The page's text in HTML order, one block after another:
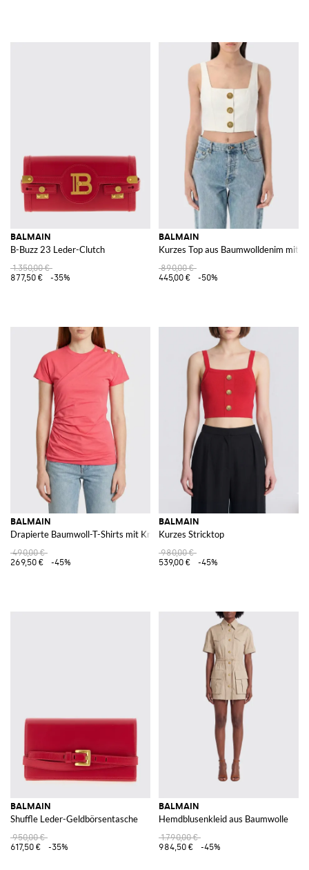
BALMAIN
B-Buzz 23 Leder-Clutch
1.350,00 €
877,50 €
-35%
BALMAIN
Kurzes Top aus Baumwolldenim mit
890,00 €
445,00 €
-50%
BALMAIN
Drapierte Baumwoll-T-Shirts mit Knöpfen
490,00 €
269,50 €
-45%
BALMAIN
Kurzes Stricktop
980,00 €
539,00 €
-45%
BALMAIN
Shuffle Leder-Geldbörsentasche
950,00 €
617,50 €
-35%
BALMAIN
Hemdblusenkleid aus Baumwolle
1.790,00 €
984,50 €
-45%